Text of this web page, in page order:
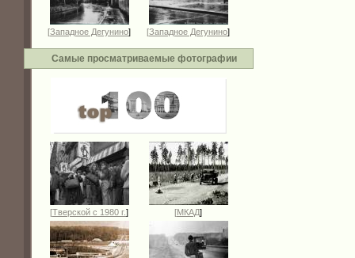
[Западное Дегунино] [Западное Дегунино]
Самые просматриваемые фотографии
[Тверской с 1980 г.] [МКАД]